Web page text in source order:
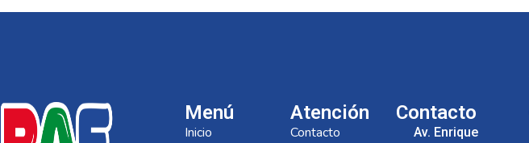
Menú
Inicio
Atención
Contacto
Contacto
Av. Enrique